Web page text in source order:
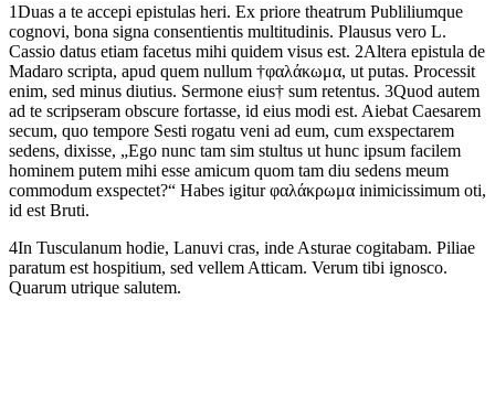
1Duas a te accepi epistulas heri. Ex priore theatrum Publiliumque
cognovi, bona signa consentientis multitudinis. Plausus vero L.
Cassio datus etiam facetus mihi quidem visus est. 2Altera epistula de
Madaro scripta, apud quem nullum †φαλάκωμα, ut putas. Processit
enim, sed minus diutius. Sermone eius† sum retentus. 3Quod autem
ad te scripseram obscure fortasse, id eius modi est. Aiebat Caesarem
secum, quo tempore Sesti rogatu veni ad eum, cum exspectarem
sedens, dixisse, „Ego nunc tam sim stultus ut hunc ipsum facilem
hominem putem mihi esse amicum quom tam diu sedens meum
commodum exspectet?“ Habes igitur φαλάκρωμα inimicissimum oti,
id est Bruti.
4In Tusculanum hodie, Lanuvi cras, inde Asturae cogitabam. Piliae
paratum est hospitium, sed vellem Atticam. Verum tibi ignosco.
Quarum utrique salutem.